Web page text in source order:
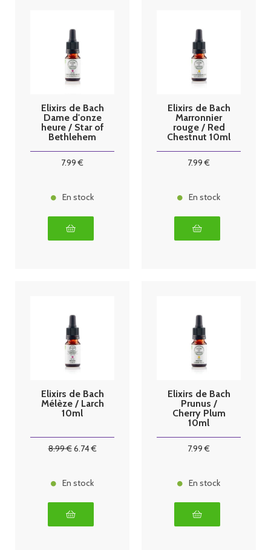
Elixirs de Bach
Dame d'onze
heure / Star of
Bethlehem
7.99 €
En stock
Elixirs de Bach
Marronnier
rouge / Red
Chestnut 10ml
7.99 €
En stock
Elixirs de Bach
Mélèze / Larch
10ml
8.99€6.74€
En stock
Elixirs de Bach
Prunus /
Cherry Plum
10ml
7.99 €
En stock